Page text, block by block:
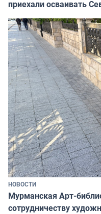
приехали осваивать
НОВОСТИ
Мурманская Арт-
сотрудничеству